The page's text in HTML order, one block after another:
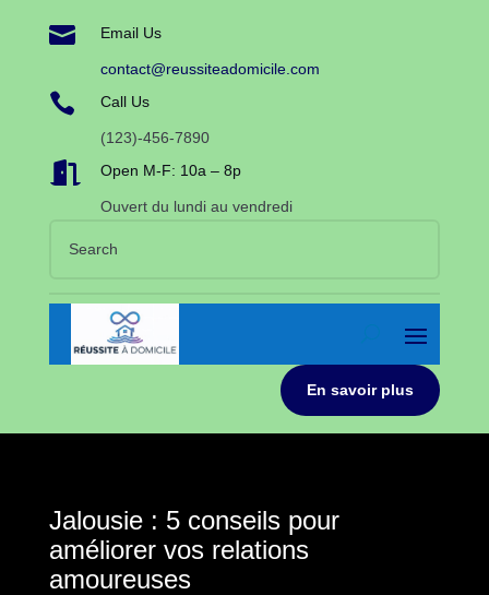
 Email Us
contact@reussiteadomicile.com
 Call Us
(123)-456-7890
 Open M-F: 10a – 8p
Ouvert du lundi au vendredi
En savoir plus
Jalousie : 5 conseils pour
améliorer vos relations
amoureuses